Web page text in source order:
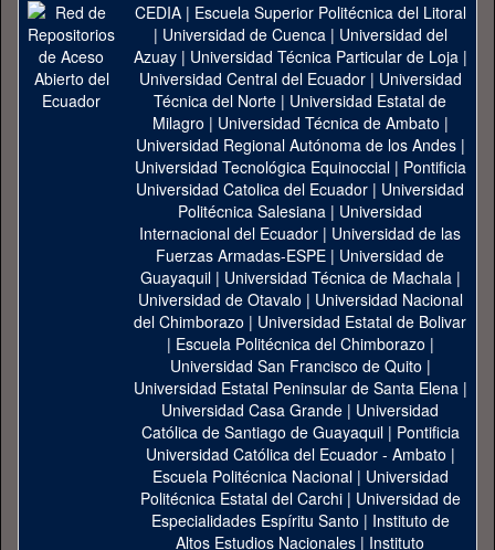
CEDIA| Escuela Superior Politécnica del Litoral
| Universidad de Cuenca| Universidad del
Azuay| Universidad Técnica Particular de Loja|
Universidad Central del Ecuador| Universidad
Técnica del Norte | Universidad Estatal de
Milagro | Universidad Técnica de Ambato |
Universidad Regional Autónoma de los Andes|
Universidad Tecnológica Equinoccial| Pontificia
Universidad Catolica del Ecuador | Universidad
Politécnica Salesiana | Universidad
Internacional del Ecuador | Universidad de las
Fuerzas Armadas-ESPE | Universidad de
Guayaquil| Universidad Técnica de Machala|
Universidad de Otavalo | Universidad Nacional
del Chimborazo | Universidad Estatal de Bolivar
| Escuela Politécnica del Chimborazo |
Universidad San Francisco de Quito |
Universidad Estatal Peninsular de Santa Elena|
Universidad Casa Grande | Universidad
Católica de Santiago de Guayaquil| Pontificia
Universidad Católica del Ecuador - Ambato |
Escuela Politécnica Nacional| Universidad
Politécnica Estatal del Carchi| Universidad de
Especialidades Espíritu Santo | Instituto de
Altos Estudios Nacionales | Instituto